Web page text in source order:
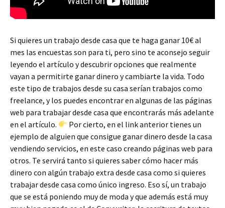
Si quieres un trabajo desde casa que te haga ganar 10€ al
mes las encuestas son para ti, pero sino te aconsejo seguir
leyendo el artículo y descubrir opciones que realmente
vayan a permitirte ganar dinero y cambiarte la vida. Todo
este tipo de trabajos desde su casa serían trabajos como
freelance, y los puedes encontrar en algunas de las páginas
web para trabajar desde casa que encontrarás más adelante
en el artículo.
Por cierto, en el link anterior tienes un
ejemplo de alguien que consigue ganar dinero desde la casa
vendiendo servicios, en este caso creando páginas web para
otros. Te servirá tanto si quieres saber cómo hacer más
dinero con algún trabajo extra desde casa como si quieres
trabajar desde casa como único ingreso. Eso sí, un trabajo
que se está poniendo muy de moda y que además está muy